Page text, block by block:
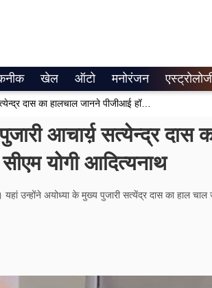
खेल ऑटो मनोरंजन
Lucknow News: अयोध्या के मुख्य पुजारी आचार्य़ सत्येन्द्र दास का हालचाल जानने पीजीआई हॉस्पिटल पहुंचे सीएम योगी आदित्यनाथ
आचार्य़ सत्येन्द्र दास
योगी आदित्यनाथ
उन्होंने अयोध्या के मुख्य पुजारी सत्येंद्र दास का हाल चाल